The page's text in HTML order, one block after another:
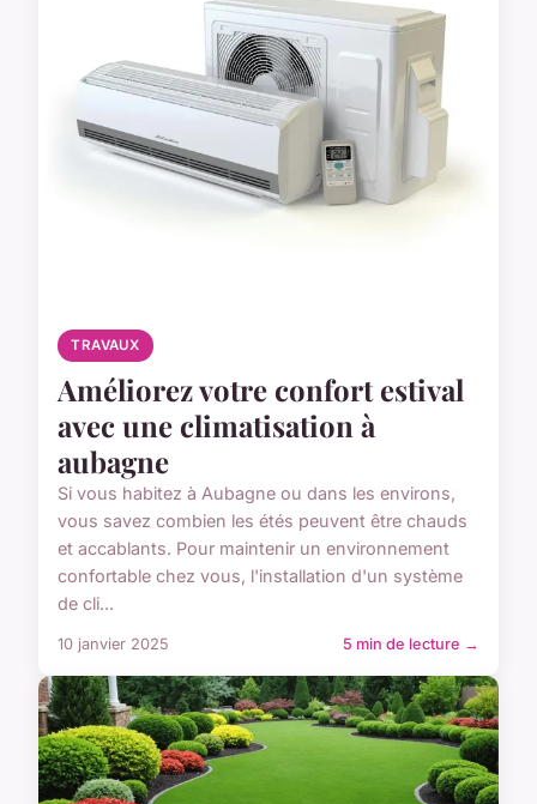
TRAVAUX
Améliorez votre confort estival
avec une climatisation à
aubagne
Si vous habitez à Aubagne ou dans les environs,
vous savez combien les étés peuvent être chauds
et accablants. Pour maintenir un environnement
confortable chez vous, l'installation d'un système
de cli...
10 janvier 2025 5 min de lecture →